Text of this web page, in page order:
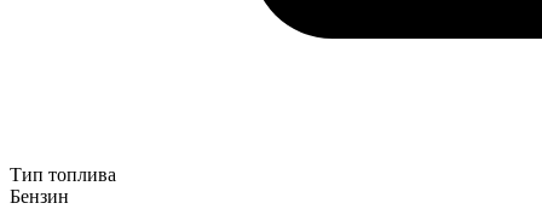
Тип топлива
Бензин